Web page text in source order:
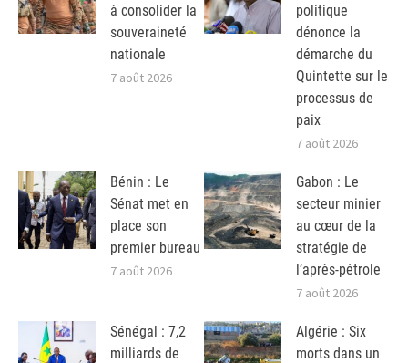
à consolider la
souveraineté
nationale
7 août 2026
politique
dénonce la
démarche du
Quintette sur le
processus de
paix
7 août 2026
Bénin : Le
Sénat met en
place son
premier bureau
7 août 2026
Gabon : Le
secteur minier
au cœur de la
stratégie de
l’après-pétrole
7 août 2026
Sénégal : 7,2
milliards de
Algérie : Six
morts dans un